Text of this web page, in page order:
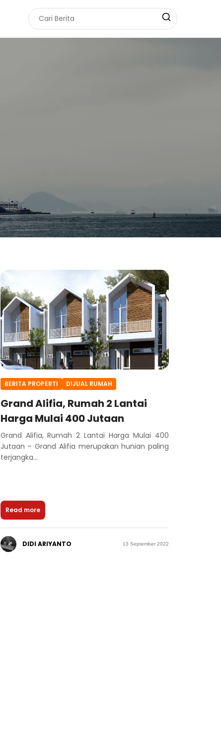
BERITA PROPERTI DIJUAL RUMAH
Grand Alifia, Rumah 2 Lantai
Harga Mulai 400 Jutaan
Grand Alifia, Rumah 2 Lantai Harga Mulai 400
Jutaan – Grand Alifia merupakan hunian paling
terjangka...
Read more
DIDI ARIYANTO 13 September 2022